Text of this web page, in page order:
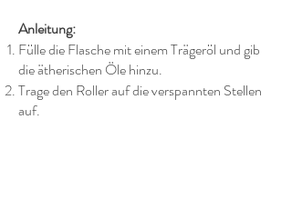
Anleitung:
Fülle die Flasche mit einem Trägeröl und gib
die ätherischen Öle hinzu.
Trage den Roller auf die verspannten Stellen
auf.